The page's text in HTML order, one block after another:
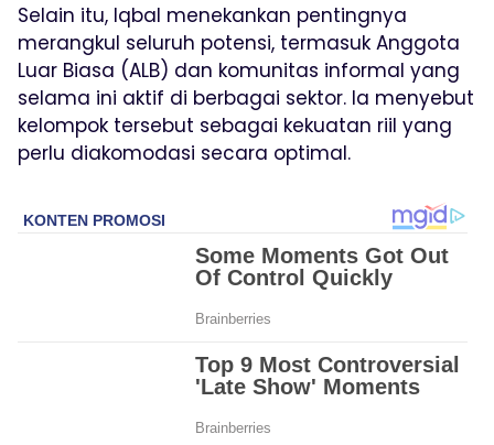
Selain itu, Iqbal menekankan pentingnya
merangkul seluruh potensi, termasuk Anggota
Luar Biasa (ALB) dan komunitas informal yang
selama ini aktif di berbagai sektor. Ia menyebut
kelompok tersebut sebagai kekuatan riil yang
perlu diakomodasi secara optimal.